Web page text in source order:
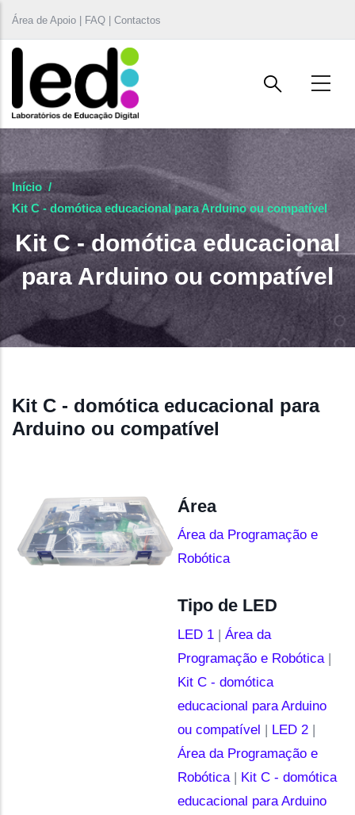
Passar para o conteúdo principal
Área de Apoio | FAQ | Contactos
Início /
Kit C - domótica educacional para Arduino ou compatível
Kit C - domótica educacional
para Arduino ou compatível
Kit C - domótica educacional para
Arduino ou compatível
Área
Área da Programação e
Robótica
Tipo de LED
LED 1 | Área da
Programação e Robótica|
Kit C - domótica
educacional para Arduino
ou compatível | LED 2 |
Área da Programação e
Robótica| Kit C - domótica
educacional para Arduino